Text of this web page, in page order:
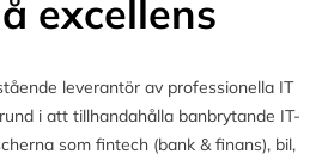
excellens
leverantör av professionella IT
i att tillhandahålla banbrytande IT-
som fintech (bank & finans), bil,